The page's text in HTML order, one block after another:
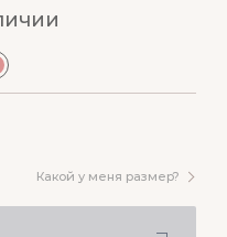
Какой у меня размер?